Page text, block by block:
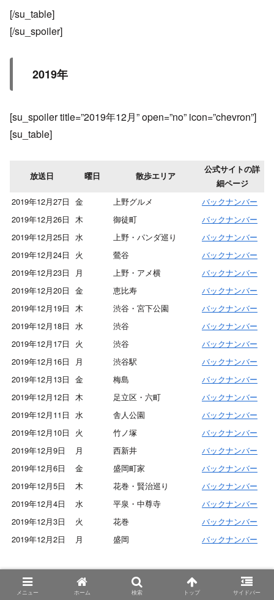
[/su_table]
[/su_spoiler]
2019年
[su_spoiler title=”2019年12月” open=”no” icon=”chevron”]
[su_table]
放送日 曜日 散歩エリア
公式サイトの詳
細ページ
2019年12月27日 金 上野グルメ
バックナンバー
2019年12月26日 木 御徒町
バックナンバー
2019年12月25日 水 上野・パンダ巡り
バックナンバー
2019年12月24日
火 鶯谷
バックナンバー
2019年12月23日
月 上野・アメ横
バックナンバー
2019年12月20日 金 恵比寿
バックナンバー
2019年12月19日 木 渋谷・宮下公園
バックナンバー
2019年12月18日 水 渋谷
バックナンバー
2019年12月17日
火 渋谷
バックナンバー
2019年12月16日
月 渋谷駅
バックナンバー
2019年12月13日 金 梅島
バックナンバー
2019年12月12日 木 足立区・六町
バックナンバー
2019年12月11日 水 舎人公園
バックナンバー
2019年12月10日
火 竹ノ塚
バックナンバー
2019年12月9日
月 西新井
バックナンバー
2019年12月6日
金 盛岡町家
バックナンバー
2019年12月5日
木 花巻・賢治巡り
バックナンバー
2019年12月4日
水 平泉・中尊寺
バックナンバー
2019年12月3日
火 花巻
バックナンバー
2019年12月2日
月 盛岡 バックナンバー
[/su_table]
[/su_spoiler]
メニュー ホーム 検索 トップ サイドバー